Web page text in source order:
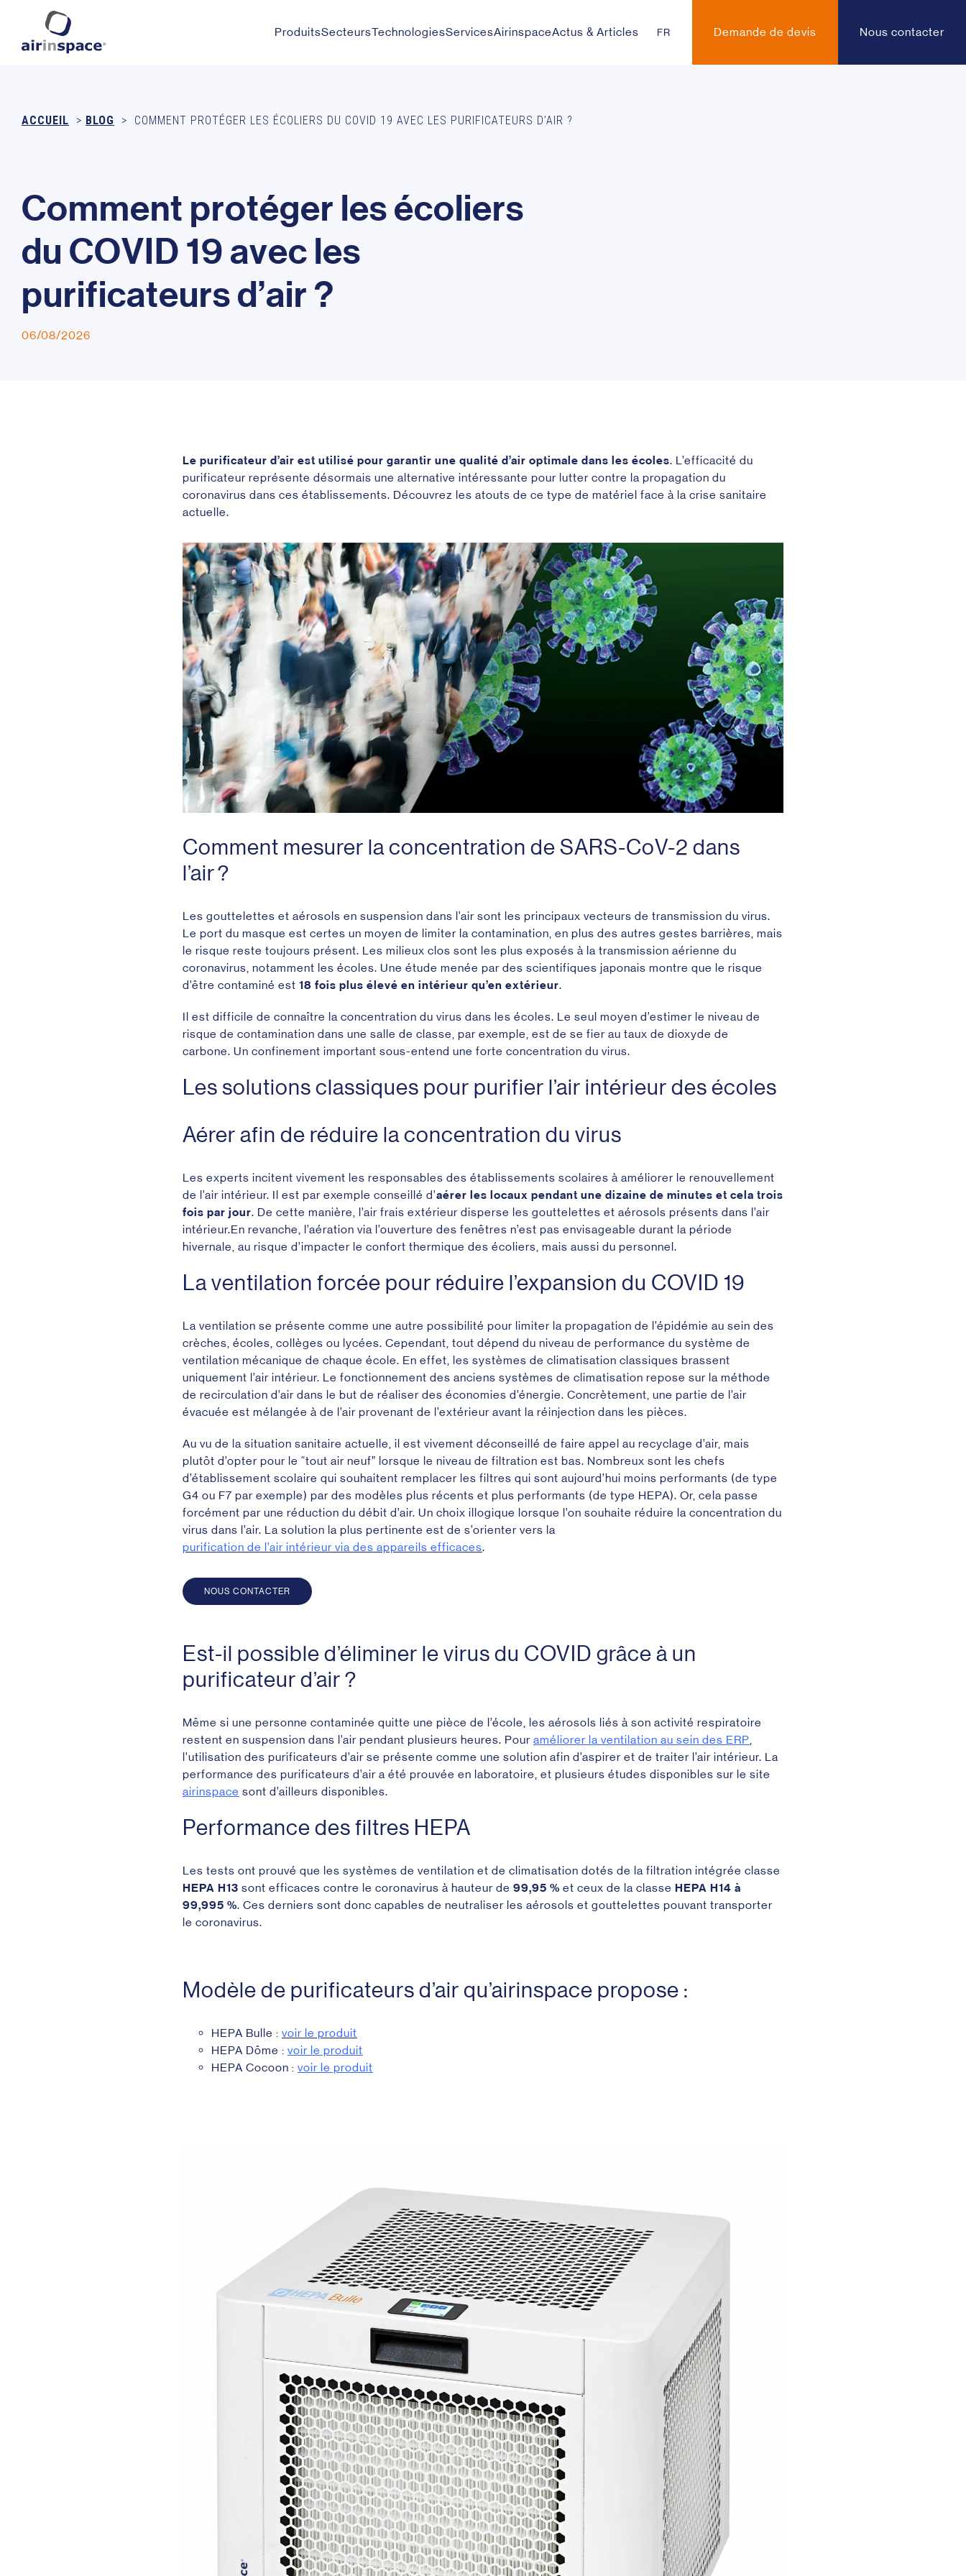
ProduitsSecteursTechnologiesServicesAirinspaceActus & Articles FR Demande de devis Nous contacter
ACCUEIL > BLOG > COMMENT PROTÉGER LES ÉCOLIERS DU COVID 19 AVEC LES PURIFICATEURS D’AIR ?
Comment protéger lesécoliers
du COVID 19 avec les
purificateursd’air ?
06/08/2026
Le purificateur d’air est utilisé pour garantir une qualité d’air optimale dans les écoles. L’efficacité du
purificateur représente désormais une alternative intéressante pour lutter contre la propagation du
coronavirus dans ces établissements. Découvrez les atouts de ce type de matériel face à la crise sanitaire
actuelle.
Comment mesurer la concentration de SARS-CoV-2 dans
l’air ?
Les gouttelettes et aérosols en suspension dans l’air sont les principaux vecteurs de transmission du virus.
Le port du masque est certes un moyen de limiter la contamination, en plus des autres gestes barrières, mais
le risque reste toujours présent. Les milieux clos sont les plus exposés à la transmission aérienne du
coronavirus, notamment les écoles. Une étude menée par des scientifiques japonais montre que le risque
d’être contaminé est 18 fois plus élevé en intérieur qu’en extérieur.
Il est difficile de connaître la concentration du virus dans les écoles. Le seul moyen d’estimer le niveau de
risque de contamination dans une salle de classe, par exemple, est de se fier au taux de dioxyde de
carbone. Un confinement important sous-entend une forte concentration du virus.
Les solutions classiques pour purifier l’air intérieur des écoles
Aérer afin de réduire la concentration du virus
Les experts incitent vivement les responsables des établissements scolaires à améliorer le renouvellement
de l’air intérieur. Il est par exemple conseillé d’aérer les locaux pendant une dizaine de minutes et cela trois
fois par jour. De cette manière, l’air frais extérieur disperse les gouttelettes et aérosols présents dans l’air
intérieur.En revanche, l’aération via l’ouverture des fenêtres n’est pas envisageable durant la période
hivernale, au risque d’impacter le confort thermique des écoliers, mais aussi du personnel.
La ventilation forcée pour réduire l’expansion du COVID 19
La ventilation se présente comme une autre possibilité pour limiter la propagation de l’épidémie au sein des
crèches, écoles, collèges ou lycées. Cependant, tout dépend du niveau de performance du système de
ventilation mécanique de chaque école. En effet, les systèmes de climatisation classiques brassent
uniquement l’air intérieur. Le fonctionnement des anciens systèmes de climatisation repose sur la méthode
de recirculation d’air dans le but de réaliser des économies d’énergie. Concrètement, une partie de l’air
évacuée est mélangée à de l’air provenant de l’extérieur avant la réinjection dans les pièces.
Au vu de la situation sanitaire actuelle, il est vivement déconseillé de faire appel au recyclage d’air, mais
plutôt d’opter pour le “tout air neuf” lorsque le niveau de filtration est bas. Nombreux sont les chefs
d’établissement scolaire qui souhaitent remplacer les filtres qui sont aujourd’hui moins performants (de type
G4 ou F7 par exemple) par des modèles plus récents et plus performants (de type HEPA). Or, cela passe
forcément par une réduction du débit d’air. Un choix illogique lorsque l’on souhaite réduire la concentration du
virus dans l’air. La solution la plus pertinente est de s’orienter vers la
purification de l’air intérieur via des appareils efficaces.
NOUS CONTACTER
Est-il possible d’éliminer le virus du COVID grâce à un
purificateur d’air ?
Même si une personne contaminée quitte une pièce de l’école, les aérosols liés à son activité respiratoire
restent en suspension dans l’air pendant plusieurs heures. Pour améliorer la ventilation au sein des ERP,
l’utilisation des purificateurs d’air se présente comme une solution afin d’aspirer et de traiter l’air intérieur. La
performance des purificateurs d’air a été prouvée en laboratoire, et plusieurs études disponibles sur le site
airinspace sont d’ailleurs disponibles.
Performance des filtres HEPA
Les tests ont prouvé que les systèmes de ventilation et de climatisation dotés de la filtration intégrée classe
HEPA H13 sont efficaces contre le coronavirus à hauteur de 99,95 % et ceux de la classe HEPA H14 à
99,995 %. Ces derniers sont donc capables de neutraliser les aérosols et gouttelettes pouvant transporter
le coronavirus.
Modèle de purificateurs d’air qu’airinspace propose :
HEPA Bulle : voir le produit
HEPA Dôme : voir le produit
HEPA Cocoon : voir le produit